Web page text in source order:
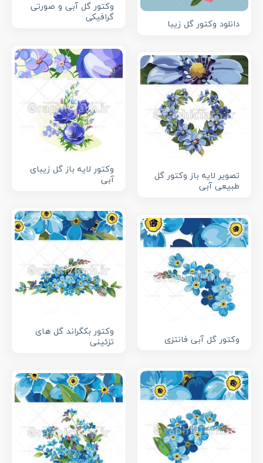
دانلود وکتور گل زیبا
وکتور گل آبی و صورتی
گرافیکی
وکتور لایه باز گل زیبای
آبی
تصویر لایه باز وکتور گل
طبیعی آبی
وکتور بکگراند گل های
تزئینی
وکتور گل آبی فانتزی